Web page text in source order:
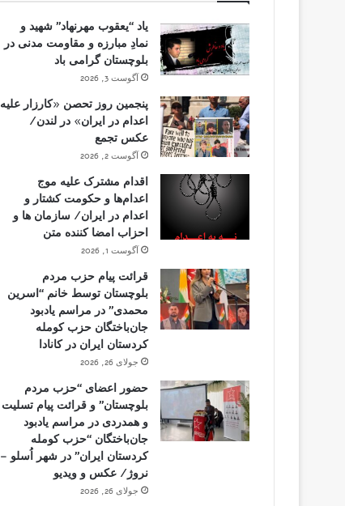
یاد “یعقوب مهرنهاد” شهید و
نمادِ مبارزه و مقاومت مدنی در
بلوچستان گرامی باد
آگوست 3, 2026
پنجمین روز تحصن «کارزار علیه
اعدام در ایران» در لندن/
عکس تجمع
آگوست 2, 2026
اقدام مشترک علیه موج
اعدام‌ها و حکومت کشتار و
اعدام در ایران/ سازمان ها و
احزاب امضا کننده متن
آگوست 1, 2026
قرائت پیام حزب مردم
بلوچستان توسط خانم “اسرین
محمدی” در مراسم یادبود
جان‌باختگان حزب کومله
کردستان ایران در کانادا
جولای 26, 2026
حضور اعضای “حزب مردم
بلوچستان” و قرائت پیام تسلیت
و همدردی در مراسم یادبود
جان‌باختگان “حزب کومله
کردستان ایران” در شهر اُسلو –
نروژ/ عکس و ویدیو
جولای 26, 2026